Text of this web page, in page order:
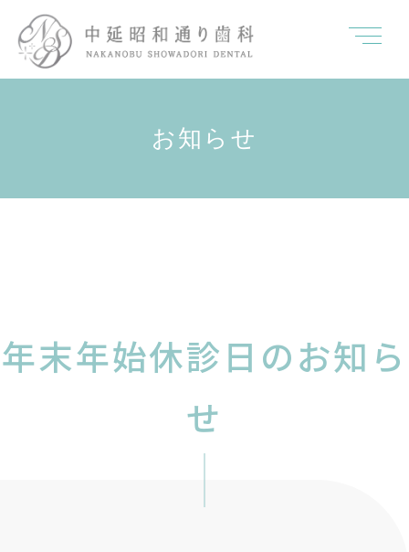
お知らせ
年末年始休診日のお知ら
せ